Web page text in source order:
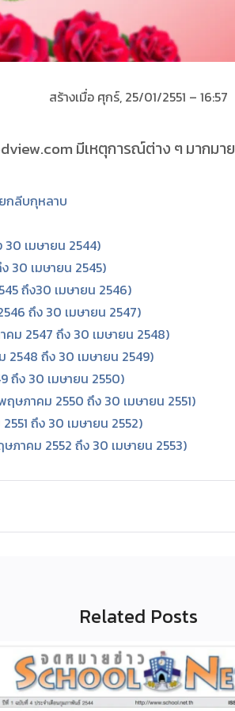
สร้างเมื่อ ศุกร์, 25/01/2551 – 16:57
มีเหตุการณ์ต่าง ๆ มากมาย
กลีบกุหลาบ
เมษายน 2544)
30 เมษายน 2545)
ถึง30 เมษายน 2546)
ถึง 30 เมษายน 2547)
ม 2547 ถึง 30 เมษายน 2548)
2548 ถึง 30 เมษายน 2549)
ถึง 30 เมษายน 2550)
ษภาคม 2550 ถึง 30 เมษายน 2551)
ถึง 30 เมษายน 2552)
ภาคม 2552 ถึง 30 เมษายน 2553)
Related Posts